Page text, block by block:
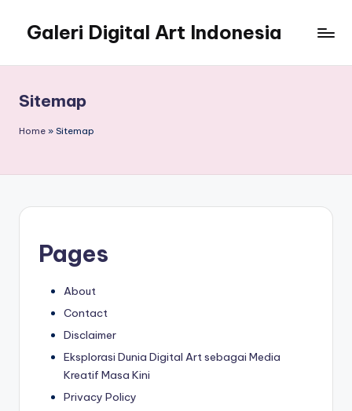
content
Galeri Digital Art Indonesia
Batas
di
Era
Sitemap
Home » Sitemap
Pages
About
Contact
Disclaimer
Eksplorasi Dunia Digital Art sebagai Media
Kreatif Masa Kini
Privacy Policy